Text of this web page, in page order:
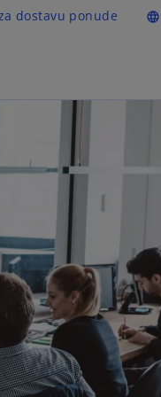
dostavu ponude language